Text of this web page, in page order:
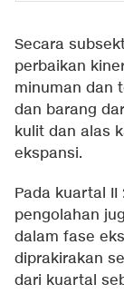
Secara
perbaikan
minuman dan
dan barang
kulit dan alas
ekspansi.
Pada kuartal II
pengolahan
dalam fase
diprakirakan
dari kuartal